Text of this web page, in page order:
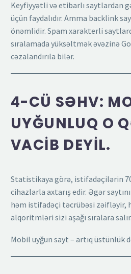
Keyfiyyətli və etibarlı saytlardan
üçün faydalıdır. Amma backlink
önəmlidir. Spam xarakterli
sıralamada yüksəltmək əvəzinə
cəzalandırıla bilər.
4-CÜ SƏHV:
UYĞUNLUQ O
VACIB DEYIL.
Statistikaya görə, istifadəçilərin
cihazlarla axtarış edir. Əgər
həm istifadəçi təcrübəsi zəifləyir,
alqoritmləri sizi aşağı sıralara salır.
Mobil uyğun sayt – artıq üstünlük